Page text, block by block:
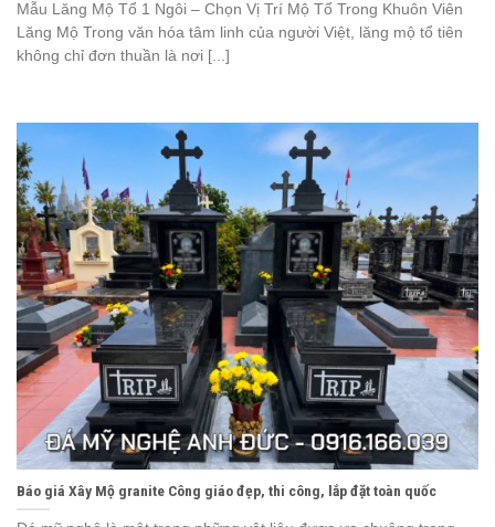
Mẫu Lăng Mộ Tổ 1 Ngôi – Chọn Vị Trí Mộ Tổ Trong Khuôn Viên
Lăng Mộ Trong văn hóa tâm linh của người Việt, lăng mộ tổ tiên
không chỉ đơn thuần là nơi [...]
Báo giá Xây Mộ granite Công giáo đẹp, thi công, lắp đặt toàn quốc